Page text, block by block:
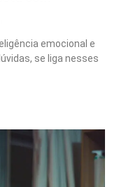
emocional e
se liga nesses